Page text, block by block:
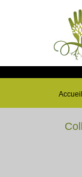
Accueil